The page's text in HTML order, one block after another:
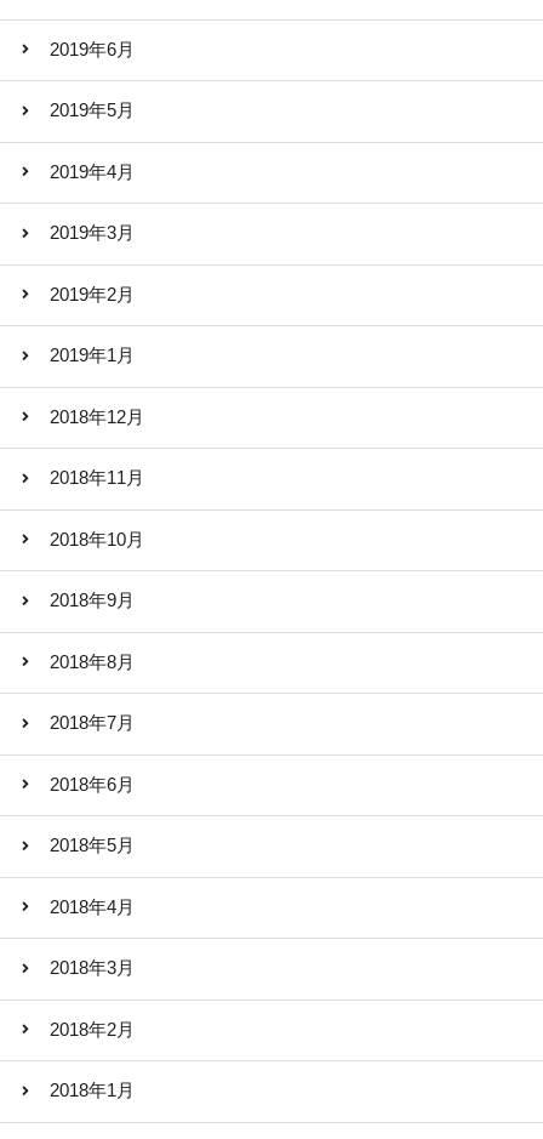
2019年6月
2019年5月
2019年4月
2019年3月
2019年2月
2019年1月
2018年12月
2018年11月
2018年10月
2018年9月
2018年8月
2018年7月
2018年6月
2018年5月
2018年4月
2018年3月
2018年2月
2018年1月